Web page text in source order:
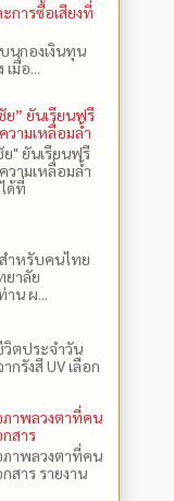
การซื้อเสียงที่
นกองเงินทุน
มื่อ...
ย” ยันเรียนฟรี
วามเหลื่อมล้ำ
ย" ยันเรียนฟรี
วามเหลื่อมล้ำ
ด้ที่
ำหรับคนไทย
ยาลัย
น ผ...
ตประจำวัน
กรังสี UV เลือก
ภาพลวงตาที่คน
สาร
ภาพลวงตาที่คน
สาร รายงาน